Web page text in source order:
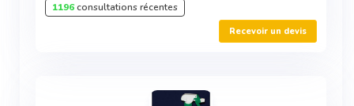
1196consultations récentes
Recevoir un devis